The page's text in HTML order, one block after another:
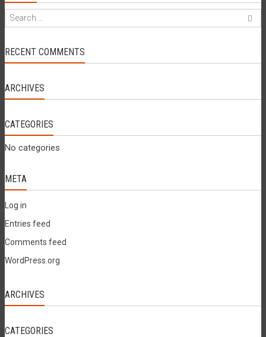
RECENT COMMENTS
ARCHIVES
CATEGORIES
No categories
META
Log in
Entries feed
Comments feed
WordPress.org
ARCHIVES
CATEGORIES